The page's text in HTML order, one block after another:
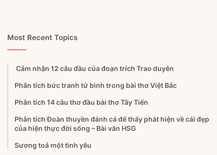
Most Recent Topics
Cảm nhận 12 câu đầu của đoạn trích Trao duyên
Phân tích bức tranh tứ bình trong bài thơ Việt Bắc
Phân tích 14 câu thơ đầu bài thơ Tây Tiến
Phân tích Đoàn thuyền đánh cá để thấy phát hiện về cái đẹp
của hiện thực đời sống – Bài văn HSG
Sương toả một tình yêu